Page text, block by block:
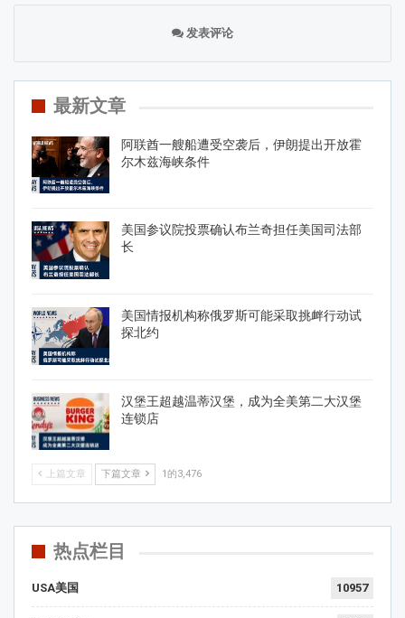
发表评论
最新文章
阿联酋一艘船遭受空袭后，伊朗提出开放霍
尔木兹海峡条件
美国参议院投票确认布兰奇担任美国司法部
长
美国情报机构称俄罗斯可能采取挑衅行动试
探北约
汉堡王超越温蒂汉堡，成为全美第二大汉堡
连锁店
上篇文章 下篇文章 1的3,476
热点栏目
USA美国 10957